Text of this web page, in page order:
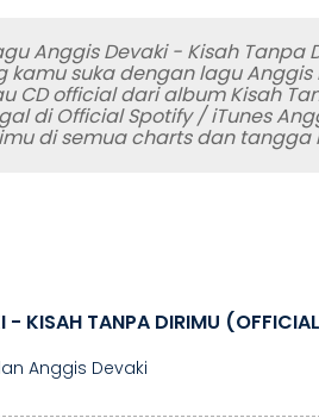
Anggis Devaki - Kisah Tanpa
kamu suka dengan lagu
CD official dari album Kisah
di Official Spotify / iTunes
di semua charts dan tangga
- KISAH TANPA DIRIMU
Anggis Devaki